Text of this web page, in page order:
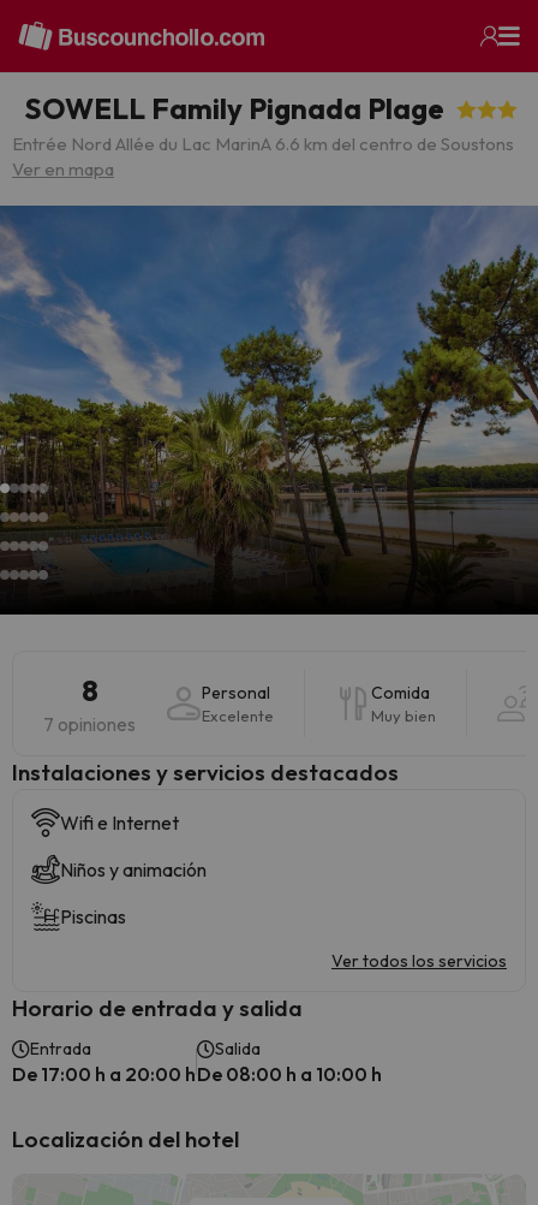
SOWELL Family Pignada Plage
Entrée Nord Allée du Lac MarinA 6.6 km del centro de Soustons
Ver en mapa
8
7 opiniones
Personal
Excelente
Comida
Muy bien
Instalaciones y servicios destacados
Wifi e Internet
Niños y animación
Piscinas
Ver todos los servicios
Horario de entrada y salida
Entrada
De 17:00 h a 20:00 h
Salida
De 08:00 h a 10:00 h
Localización del hotel